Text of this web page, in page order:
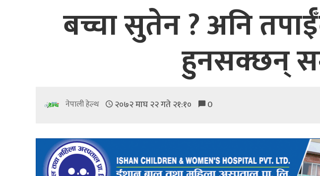
बच्चा सुतेन ? अनि
हुनसक्छन्
नेपाली हेल्थ २०७२ माघ २२ गते २१:१० 0